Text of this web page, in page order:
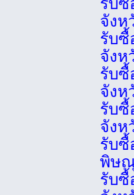
รับซื้
จังห
รับ
จังห
รับ
จังห
รับ
จังห
รับซื้
พิษ
รับ